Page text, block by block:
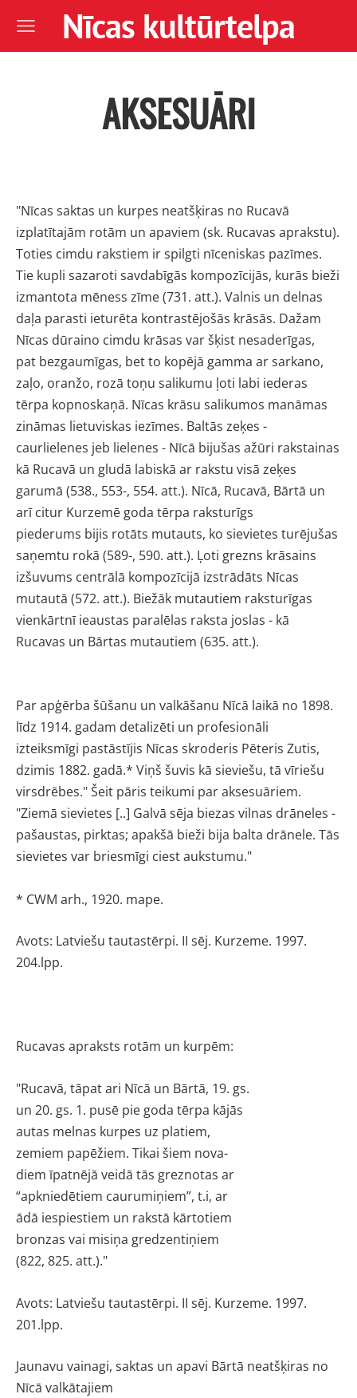
Nīcas kultūrtelpa
AKSESUĀRI
"Nīcas saktas un kurpes neatšķiras no Rucavā
izplatītajām rotām un apaviem (sk. Rucavas aprakstu).
Toties cimdu rakstiem ir spilgti nīceniskas pazīmes.
Tie kupli sazaroti savdabīgās kompozīcijās, kurās bieži
izmantota mēness zīme (731. att.). Valnis un delnas
daļa parasti ieturēta kontrastējošās krāsās. Dažam
Nīcas dūraino cimdu krāsas var šķist nesaderīgas,
pat bezgaumīgas, bet to kopējā gamma arsarkano,
zaļo, oranžo, rozā toņu salikumu ļoti labi iederas
tērpa kopnoskaņā. Nīcas krāsu salikumos manāmas
zināmas lietuviskas iezīmes. Baltās zeķes -
caurlielenes jeb lielenes - Nīcā bijušas ažūri rakstainas
kā Rucavā un gludā labiskā ar rakstu visā zeķes
garumā (538., 553-, 554. att.). Nīcā, Rucavā, Bārtā un
arī citur Kurzemē goda tērpa raksturīgs
piederums bijis rotāts mutauts, ko sievietes turējušas
saņemtu rokā (589-, 590. att.). Ļoti grezns krāsains
izšuvums centrālā kompozīcijā izstrādāts Nīcas
mutautā (572. att.). Biežāk mutautiem raksturīgas
vienkārtnī ieaustas paralēlas raksta joslas - kā
Rucavas un Bārtas mutautiem (635. att.).
Par apģērba šūšanu un valkāšanu Nīcā laikā no 1898.
līdz 1914. gadam detalizēti un profesionāli
izteiksmīgi pastāstījis Nīcas skroderis Pēteris Zutis,
dzimis 1882. gadā.* Viņš šuvis kā sieviešu, tā vīriešu
virsdrēbes." Šeit pāris teikumi par aksesuāriem.
"Ziemā sievietes [..] Galvā sēja biezas vilnas drāneles -
pašaustas, pirktas; apakšā bieži bija balta drānele. Tās
sievietes var briesmīgi ciest aukstumu."
* CWM arh., 1920. mape.
Avots: Latviešu tautastērpi. II sēj. Kurzeme. 1997.
204.lpp.
Rucavas apraksts rotām un kurpēm:
"Rucavā, tāpat ari Nīcā un Bārtā, 19. gs.
un 20. gs. 1. pusē pie goda tērpa kājās
autas melnas kurpes uz platiem,
zemiem papēžiem. Tikai šiem nova-
diem īpatnējā veidā tās greznotas ar
“apkniedētiem caurumiņiem”, t.i, ar
ādā iespiestiem un rakstā kārtotiem
bronzas vai misiņa gredzentiņiem
(822, 825. att.)."
Avots: Latviešu tautastērpi. II sēj. Kurzeme. 1997.
201.lpp.
Jaunavu vainagi, saktas un apavi Bārtā neatšķiras no
Nīcā valkātajiem